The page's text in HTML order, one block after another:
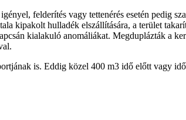
felderítés vagy tettenérés esetén pedig
kipakolt hulladék elszállítására, a terület
kialakuló anomáliákat. Megduplázták a
is. Eddig közel 400 m3 idő előtt vagy